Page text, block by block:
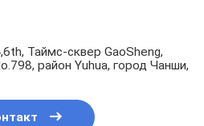
Таймс-сквер GaoSheng,
район Yuhua, город Чанши,